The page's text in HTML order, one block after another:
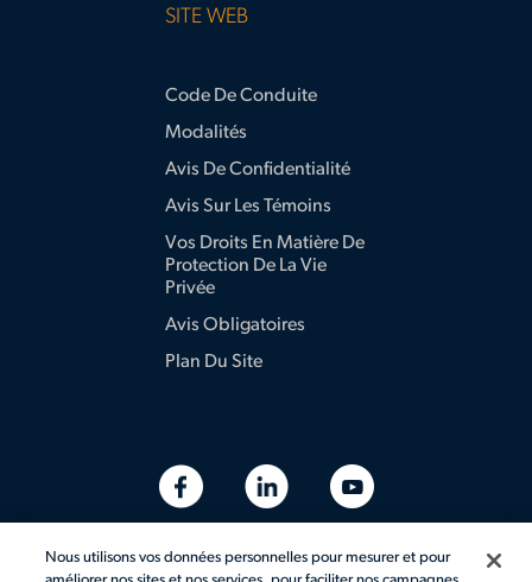
SITE WEB
Code De Conduite
Modalités
Avis De Confidentialité
Avis Sur Les Témoins
Vos Droits En Matière De
Protection De La Vie
Privée
Avis Obligatoires
Plan Du Site
Nous utilisons vos données personnelles pour mesurer et pour